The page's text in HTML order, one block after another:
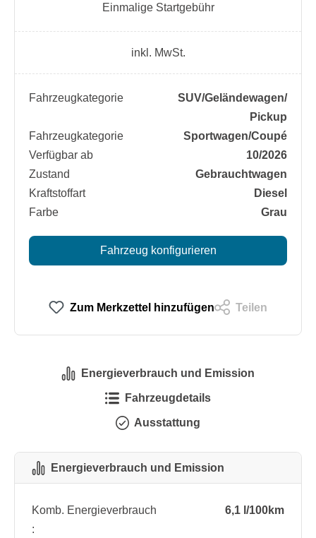
Einmalige Startgebühr
inkl. MwSt.
Fahrzeugkategorie
SUV/​Geländewagen/​
Pickup
Fahrzeugkategorie
Sportwagen/​Coupé
Verfügbar ab
10/2026
Zustand
Gebrauchtwagen
Kraftstoffart
Diesel
Farbe
Grau
Fahrzeug konfigurieren
Zum Merkzettel hinzufügen Teilen
Energieverbrauch und Emission
Fahrzeugdetails
Ausstattung
Energieverbrauch und Emission
Komb. Energieverbrauch
:
6,1 l/100km